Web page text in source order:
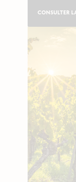
CONSULTER